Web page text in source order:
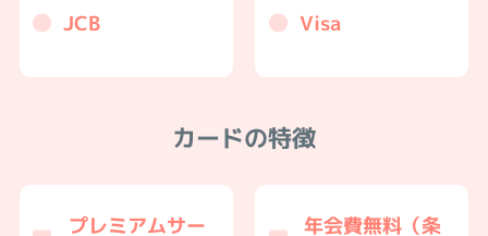
JCB Visa
カードの特徴
プレミアムサー
年会費無料（条